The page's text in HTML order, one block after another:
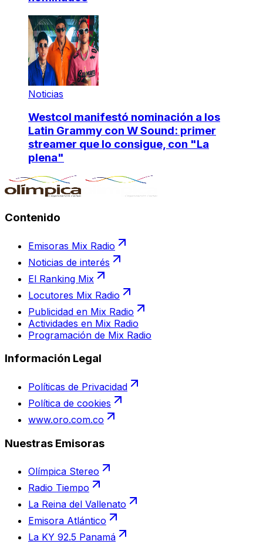
Noticias
Westcol manifestó nominación a los
Latin Grammy con W Sound: primer
streamer que lo consigue, con "La
plena"
Contenido
Emisoras Mix Radio
Noticias de interés
El Ranking Mix
Locutores Mix Radio
Publicidad en Mix Radio
Actividades en Mix Radio
Programación de Mix Radio
Información Legal
Políticas de Privacidad
Política de cookies
www.oro.com.co
Nuestras Emisoras
Olímpica Stereo
Radio Tiempo
La Reina del Vallenato
Emisora Atlántico
La KY 92.5 Panamá